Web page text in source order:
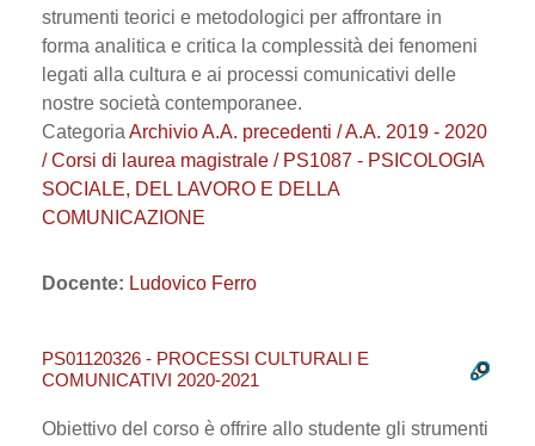
strumenti teorici e metodologici per affrontare in
forma analitica e critica la complessità dei fenomeni
legati alla cultura e ai processi comunicativi delle
nostre società contemporanee.
Categoria Archivio A.A. precedenti / A.A. 2019 - 2020
/ Corsi di laurea magistrale / PS1087 - PSICOLOGIA
SOCIALE, DEL LAVORO E DELLA
COMUNICAZIONE
Docente: Ludovico Ferro
PS01120326 - PROCESSI CULTURALI E
COMUNICATIVI 2020-2021
Obiettivo del corso è offrire allo studente gli strumenti